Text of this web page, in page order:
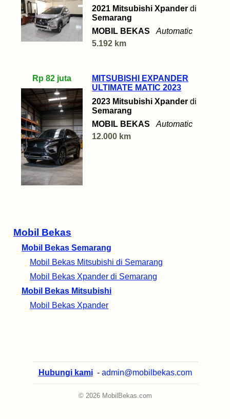
Mobil Bekas
Mobil Bekas Semarang
Mobil Bekas Mitsubishi di Semarang
Mobil Bekas Xpander di Semarang
Mobil Bekas Mitsubishi
Mobil Bekas Xpander
2021 Mitsubishi Xpander di
Semarang
MOBIL BEKAS
Automatic
5.192 km
Rp 82 juta
MITSUBISHI EXPANDER
ULTIMATE MATIC 2023
2023 Mitsubishi Xpander di
Semarang
MOBIL BEKAS
Automatic
12.000 km
Hubungi kami - admin@mobilbekas.com
© 2026 MobilBekas.com